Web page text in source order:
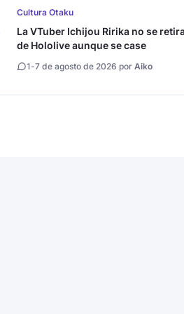
Cultura Otaku
La VTuber Ichijou Ririka no se
de Hololive aunque se case
1-7 de agosto de 2026 porAiko